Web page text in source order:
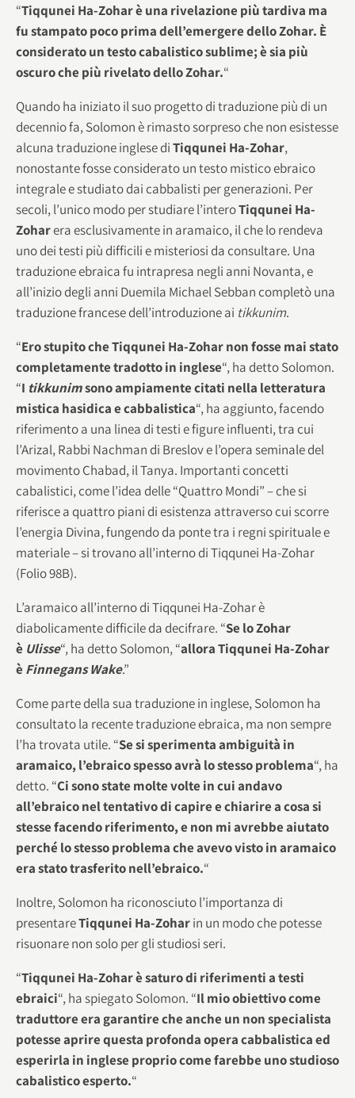
“Tiqqunei Ha-Zohar è una rivelazione più tardiva ma
fu stampato poco prima dell’emergere dello Zohar. È
considerato un testo cabalistico sublime; è sia più
oscuro che più rivelato dello Zohar.“
Quando ha iniziato il suo progetto di traduzione più di un
decennio fa, Solomon è rimasto sorpreso che non esistesse
alcuna traduzione inglese diTiqqunei Ha-Zohar,
nonostante fosse considerato un testo mistico ebraico
integrale e studiato dai cabbalisti per generazioni. Per
secoli, l’unico modo per studiare l’interoTiqqunei Ha-
Zoharera esclusivamente in aramaico, il che lo rendeva
uno dei testi più difficili e misteriosi da consultare. Una
traduzione ebraica fu intrapresa negli anni Novanta, e
all’inizio degli anni Duemila Michael Sebban completò una
traduzione francese dell’introduzione ai tikkunim.
“Ero stupito che Tiqqunei Ha-Zohar non fosse mai stato
completamente tradotto in inglese“, ha detto Solomon.
“I tikkunimsono ampiamente citati nella letteratura
mistica hasidica e cabbalistica“, ha aggiunto, facendo
riferimento a una linea di testi e figure influenti, tra cui
l’Arizal, Rabbi Nachman di Breslov e l’opera seminale del
movimento Chabad, il Tanya. Importanti concetti
cabalistici, come l’idea delle “Quattro Mondi” – che si
riferisce a quattro piani di esistenza attraverso cui scorre
l’energia Divina, fungendo da ponte tra i regni spirituale e
materiale – si trovano all’interno di Tiqqunei Ha-Zohar
(Folio 98B).
L’aramaico all’interno di Tiqqunei Ha-Zohar è
diabolicamente difficile da decifrare. “Se lo Zohar
è Ulisse“, ha detto Solomon, “allora Tiqqunei Ha-Zohar
è Finnegans Wake.”
Come parte della sua traduzione in inglese, Solomon ha
consultato la recente traduzione ebraica, ma non sempre
l’ha trovata utile. “Se si sperimenta ambiguità in
aramaico, l’ebraico spesso avrà lo stesso problema“, ha
detto. “Ci sono state molte volte in cui andavo
all’ebraico nel tentativo di capire e chiarire a cosa si
stesse facendo riferimento, e non mi avrebbe aiutato
perché lo stesso problema che avevo visto in aramaico
era stato trasferito nell’ebraico.“
Inoltre, Solomon ha riconosciuto l’importanza di
presentareTiqqunei Ha-Zoharin un modo che potesse
risuonare non solo per gli studiosi seri.
“Tiqqunei Ha-Zohar è saturo di riferimenti a testi
ebraici“, ha spiegato Solomon. “Il mio obiettivo come
traduttore era garantire che anche un non specialista
potesse aprire questa profonda opera cabbalistica ed
esperirla in inglese proprio come farebbe uno studioso
cabalistico esperto.“